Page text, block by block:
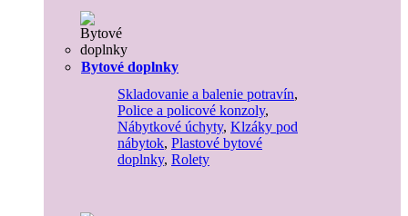
Bytové doplnky
Skladovanie a balenie potravín,
Police a policové konzoly,
Nábytkové úchyty, Klzáky pod
nábytok, Plastové bytové
doplnky, Rolety